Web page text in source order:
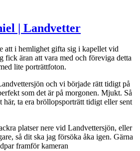
| Landvetter
att i hemlighet gifta sig i kapellet vid
fick äran att vara med och föreviga detta
lite porträttfoton.
och vi började rätt tidigt på
som det är på morgonen. Mjukt. Så
här, ta era bröllopsporträtt tidigt eller sent
platser nere vid Landvettersjön, eller
så dit ska jag försöka åka igen. Gärna
framför kameran